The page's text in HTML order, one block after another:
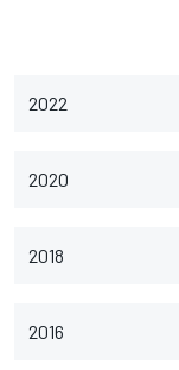
2022
2020
2018
2016